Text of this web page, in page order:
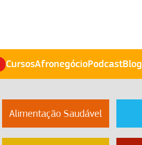
CursosAfronegócioPodcastBlog
Alimentação Saudável